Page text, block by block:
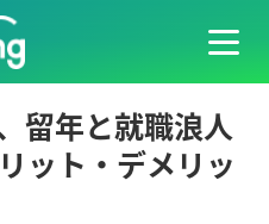
留年と就職浪人
ット・デメリッ